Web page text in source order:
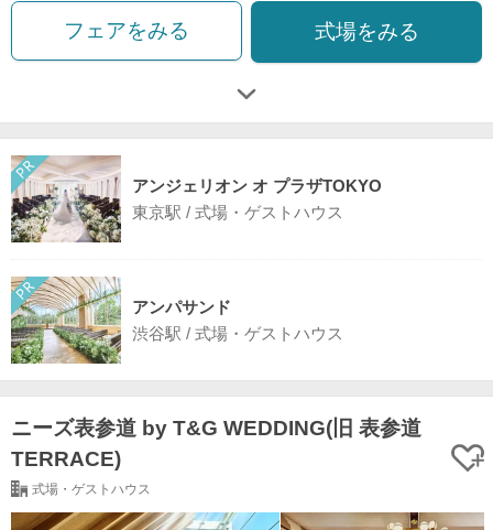
フェアをみる 式場をみる
アンジェリオン オ プラザTOKYO
東京駅 / 式場・ゲストハウス
アンパサンド
渋谷駅 / 式場・ゲストハウス
ニーズ表参道 by T&G WEDDING(旧 表参道
TERRACE)
式場・ゲストハウス